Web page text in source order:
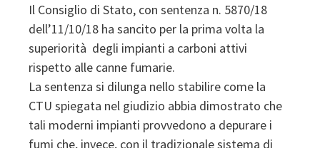
Il Consiglio di Stato, con sentenza n. 5870/18
dell’11/10/18 ha sancito per la prima volta la
superiorità degli impianti a carboni attivi
rispetto alle canne fumarie.
La sentenza si dilunga nello stabilire come la
CTU spiegata nel giudizio abbia dimostrato che
tali moderni impianti provvedono a depurare i
fumi che, invece, con il tradizionale sistema di